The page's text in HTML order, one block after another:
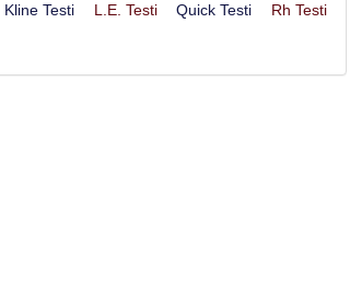
Kline Testi L.E. Testi Quick Testi
Rh Testi